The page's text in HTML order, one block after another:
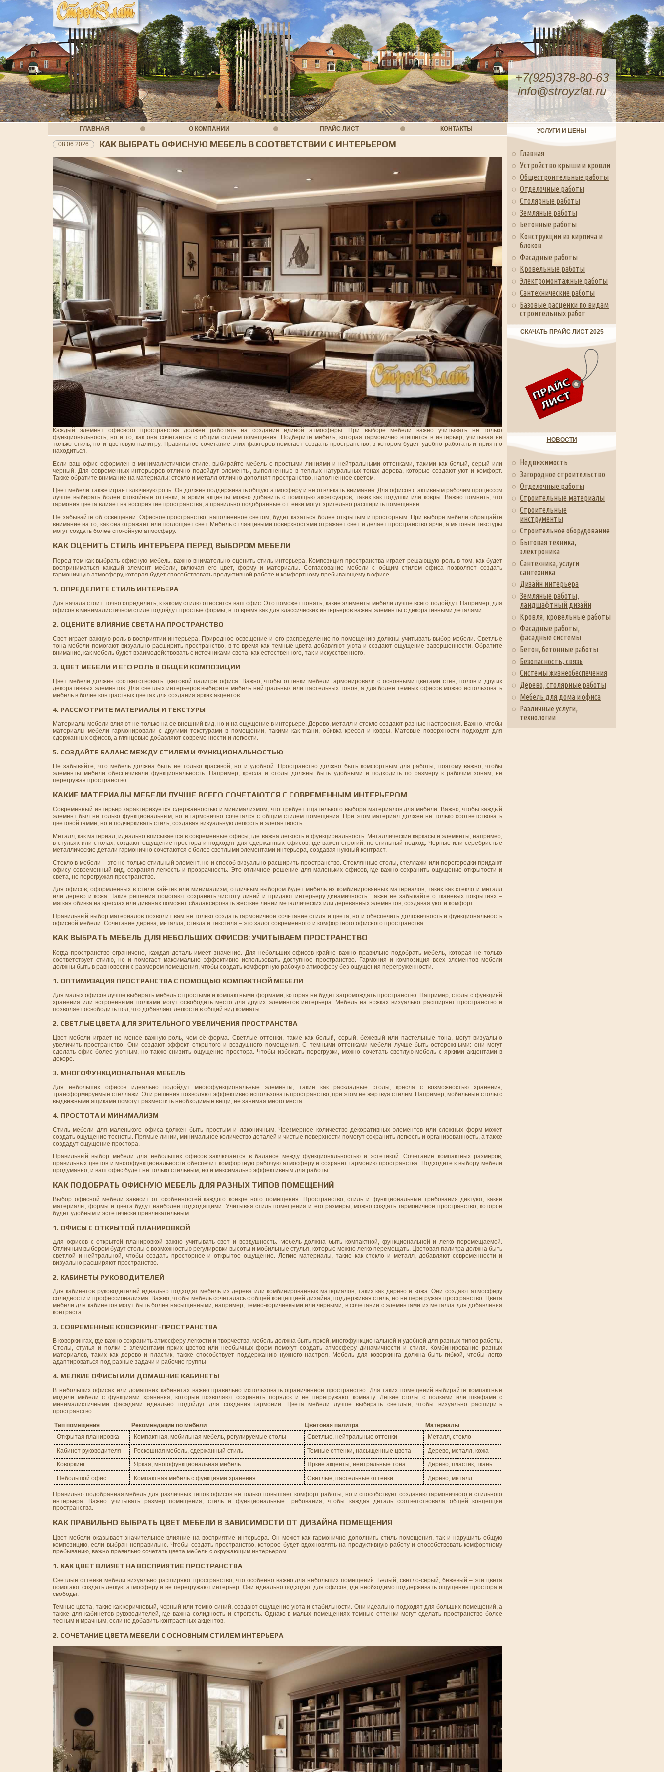
+7(925)378-80-63
info@stroyzlat.ru
ГЛАВНАЯ О КОМПАНИИ ПРАЙС ЛИСТ КОНТАКТЫ
08.06.2026 КАК ВЫБРАТЬ ОФИСНУЮ МЕБЕЛЬ В СООТВЕТСТВИИ С ИНТЕРЬЕРОМ
Каждый элемент офисного пространства должен работать на создание единой атмосферы. При выборе мебели важно учитывать не только
функциональность, но и то, как она сочетается с общим стилем помещения. Подберите мебель, которая гармонично впишется в интерьер, учитывая не
только стиль, но и цветовую палитру. Правильное сочетание этих факторов помогает создать пространство, в котором будет удобно работать и приятно
находиться.
Если ваш офис оформлен в минималистичном стиле, выбирайте мебель с простыми линиями и нейтральными оттенками, такими как белый, серый или
черный. Для современных интерьеров отлично подойдут элементы, выполненные в теплых натуральных тонах дерева, которые создают уют и комфорт.
Также обратите внимание на материалы: стекло и металл отлично дополнят пространство, наполненное светом.
Цвет мебели также играет ключевую роль. Он должен поддерживать общую атмосферу и не отвлекать внимание. Для офисов с активным рабочим процессом
лучше выбирать более спокойные оттенки, а яркие акценты можно добавить с помощью аксессуаров, таких как подушки или ковры. Важно помнить, что
гармония цвета влияет на восприятие пространства, а правильно подобранные оттенки могут зрительно расширить помещение.
Не забывайте об освещении. Офисное пространство, наполненное светом, будет казаться более открытым и просторным. При выборе мебели обращайте
внимание на то, как она отражает или поглощает свет. Мебель с глянцевыми поверхностями отражает свет и делает пространство ярче, а матовые текстуры
могут создать более спокойную атмосферу.
КАК ОЦЕНИТЬ СТИЛЬ ИНТЕРЬЕРА ПЕРЕД ВЫБОРОМ МЕБЕЛИ
Перед тем как выбрать офисную мебель, важно внимательно оценить стиль интерьера. Композиция пространства играет решающую роль в том, как будет
восприниматься каждый элемент мебели, включая его цвет, форму и материалы. Согласование мебели с общим стилем офиса позволяет создать
гармоничную атмосферу, которая будет способствовать продуктивной работе и комфортному пребывающему в офисе.
1. ОПРЕДЕЛИТЕ СТИЛЬ ИНТЕРЬЕРА
Для начала стоит точно определить, к какому стилю относится ваш офис. Это поможет понять, какие элементы мебели лучше всего подойдут. Например, для
офисов в минималистичном стиле подойдут простые формы, в то время как для классических интерьеров важны элементы с декоративными деталями.
2. ОЦЕНИТЕ ВЛИЯНИЕ СВЕТА НА ПРОСТРАНСТВО
Свет играет важную роль в восприятии интерьера. Природное освещение и его распределение по помещению должны учитывать выбор мебели. Светлые
тона мебели помогают визуально расширить пространство, в то время как темные цвета добавляют уюта и создают ощущение завершенности. Обратите
внимание, как мебель будет взаимодействовать с источниками света, как естественного, так и искусственного.
3. ЦВЕТ МЕБЕЛИ И ЕГО РОЛЬ В ОБЩЕЙ КОМПОЗИЦИИ
Цвет мебели должен соответствовать цветовой палитре офиса. Важно, чтобы оттенки мебели гармонировали с основными цветами стен, полов и других
декоративных элементов. Для светлых интерьеров выберите мебель нейтральных или пастельных тонов, а для более темных офисов можно использовать
мебель в более контрастных цветах для создания ярких акцентов.
4. РАССМОТРИТЕ МАТЕРИАЛЫ И ТЕКСТУРЫ
Материалы мебели влияют не только на ее внешний вид, но и на ощущение в интерьере. Дерево, металл и стекло создают разные настроения. Важно, чтобы
материалы мебели гармонировали с другими текстурами в помещении, такими как ткани, обивка кресел и ковры. Матовые поверхности подходят для
сдержанных офисов, а глянцевые добавляют современности и легкости.
5. СОЗДАЙТЕ БАЛАНС МЕЖДУ СТИЛЕМ И ФУНКЦИОНАЛЬНОСТЬЮ
Не забывайте, что мебель должна быть не только красивой, но и удобной. Пространство должно быть комфортным для работы, поэтому важно, чтобы
элементы мебели обеспечивали функциональность. Например, кресла и столы должны быть удобными и подходить по размеру к рабочим зонам, не
перегружая пространство.
КАКИЕ МАТЕРИАЛЫ МЕБЕЛИ ЛУЧШЕ ВСЕГО СОЧЕТАЮТСЯ С СОВРЕМЕННЫМ ИНТЕРЬЕРОМ
Современный интерьер характеризуется сдержанностью и минимализмом, что требует тщательного выбора материалов для мебели. Важно, чтобы каждый
элемент был не только функциональным, но и гармонично сочетался с общим стилем помещения. При этом материал должен не только соответствовать
цветовой гамме, но и подчеркивать стиль, создавая визуальную легкость и элегантность.
Металл, как материал, идеально вписывается в современные офисы, где важна легкость и функциональность. Металлические каркасы и элементы, например,
в стульях или столах, создают ощущение простора и подходят для сдержанных офисов, где важен строгий, но стильный подход. Черные или серебристые
металлические детали гармонично сочетаются с более светлыми элементами интерьера, создавая нужный контраст.
Стекло в мебели – это не только стильный элемент, но и способ визуально расширить пространство. Стеклянные столы, стеллажи или перегородки придают
офису современный вид, сохраняя легкость и прозрачность. Это отличное решение для маленьких офисов, где важно сохранить ощущение открытости и
света, не перегружая пространство.
Для офисов, оформленных в стиле хай-тек или минимализм, отличным выбором будет мебель из комбинированных материалов, таких как стекло и металл
или дерево и кожа. Такие решения помогают сохранить чистоту линий и придают интерьеру динамичность. Также не забывайте о тканевых покрытиях –
мягкая обивка на креслах или диванах поможет сбалансировать жесткие линии металлических или деревянных элементов, создавая уют и комфорт.
Правильный выбор материалов позволит вам не только создать гармоничное сочетание стиля и цвета, но и обеспечить долговечность и функциональность
офисной мебели. Сочетание дерева, металла, стекла и текстиля – это залог современного и комфортного офисного пространства.
КАК ВЫБРАТЬ МЕБЕЛЬ ДЛЯ НЕБОЛЬШИХ ОФИСОВ: УЧИТЫВАЕМ ПРОСТРАНСТВО
Когда пространство ограничено, каждая деталь имеет значение. Для небольших офисов крайне важно правильно подобрать мебель, которая не только
соответствует стилю, но и помогает максимально эффективно использовать доступное пространство. Гармония и композиция всех элементов мебели
должны быть в равновесии с размером помещения, чтобы создать комфортную рабочую атмосферу без ощущения перегруженности.
1. ОПТИМИЗАЦИЯ ПРОСТРАНСТВА С ПОМОЩЬЮ КОМПАКТНОЙ МЕБЕЛИ
Для малых офисов лучше выбирать мебель с простыми и компактными формами, которая не будет загромождать пространство. Например, столы с функцией
хранения или встроенными полками могут освободить место для других элементов интерьера. Мебель на ножках визуально расширяет пространство и
позволяет освободить пол, что добавляет легкости в общий вид комнаты.
2. СВЕТЛЫЕ ЦВЕТА ДЛЯ ЗРИТЕЛЬНОГО УВЕЛИЧЕНИЯ ПРОСТРАНСТВА
Цвет мебели играет не менее важную роль, чем её форма. Светлые оттенки, такие как белый, серый, бежевый или пастельные тона, могут визуально
увеличить пространство. Они создают эффект открытого и воздушного помещения. С темными оттенками мебели лучше быть осторожными: они могут
сделать офис более уютным, но также снизить ощущение простора. Чтобы избежать перегрузки, можно сочетать светлую мебель с яркими акцентами в
декоре.
3. МНОГОФУНКЦИОНАЛЬНАЯ МЕБЕЛЬ
Для небольших офисов идеально подойдут многофункциональные элементы, такие как раскладные столы, кресла с возможностью хранения,
трансформируемые стеллажи. Эти решения позволяют эффективно использовать пространство, при этом не жертвуя стилем. Например, мобильные столы с
выдвижными ящиками помогут разместить необходимые вещи, не занимая много места.
4. ПРОСТОТА И МИНИМАЛИЗМ
Стиль мебели для маленького офиса должен быть простым и лаконичным. Чрезмерное количество декоративных элементов или сложных форм может
создать ощущение тесноты. Прямые линии, минимальное количество деталей и чистые поверхности помогут сохранить легкость и организованность, а также
создадут ощущение простора.
Правильный выбор мебели для небольших офисов заключается в балансе между функциональностью и эстетикой. Сочетание компактных размеров,
правильных цветов и многофункциональности обеспечит комфортную рабочую атмосферу и сохранит гармонию пространства. Подходите к выбору мебели
продуманно, и ваш офис будет не только стильным, но и максимально эффективным для работы.
КАК ПОДОБРАТЬ ОФИСНУЮ МЕБЕЛЬ ДЛЯ РАЗНЫХ ТИПОВ ПОМЕЩЕНИЙ
Выбор офисной мебели зависит от особенностей каждого конкретного помещения. Пространство, стиль и функциональные требования диктуют, какие
материалы, формы и цвета будут наиболее подходящими. Учитывая стиль помещения и его размеры, можно создать гармоничное пространство, которое
будет удобным и эстетически привлекательным.
1. ОФИСЫ С ОТКРЫТОЙ ПЛАНИРОВКОЙ
Для офисов с открытой планировкой важно учитывать свет и воздушность. Мебель должна быть компактной, функциональной и легко перемещаемой.
Отличным выбором будут столы с возможностью регулировки высоты и мобильные стулья, которые можно легко перемещать. Цветовая палитра должна быть
светлой и нейтральной, чтобы создать просторное и открытое ощущение. Легкие материалы, такие как стекло и металл, добавляют современности и
визуально расширяют пространство.
2. КАБИНЕТЫ РУКОВОДИТЕЛЕЙ
Для кабинетов руководителей идеально подходят мебель из дерева или комбинированных материалов, таких как дерево и кожа. Они создают атмосферу
солидности и профессионализма. Важно, чтобы мебель сочеталась с общей концепцией дизайна, поддерживая стиль, но не перегружая пространство. Цвета
мебели для кабинетов могут быть более насыщенными, например, темно-коричневыми или черными, в сочетании с элементами из металла для добавления
контраста.
3. СОВРЕМЕННЫЕ КОВОРКИНГ-ПРОСТРАНСТВА
В коворкингах, где важно сохранить атмосферу легкости и творчества, мебель должна быть яркой, многофункциональной и удобной для разных типов работы.
Столы, стулья и полки с элементами ярких цветов или необычных форм помогут создать атмосферу динамичности и стиля. Комбинирование разных
материалов, таких как дерево и пластик, также способствует поддержанию нужного настроя. Мебель для коворкинга должна быть гибкой, чтобы легко
адаптироваться под разные задачи и рабочие группы.
4. МЕЛКИЕ ОФИСЫ ИЛИ ДОМАШНИЕ КАБИНЕТЫ
В небольших офисах или домашних кабинетах важно правильно использовать ограниченное пространство. Для таких помещений выбирайте компактные
модели мебели с функциями хранения, которые позволяют сохранить порядок и не перегружают комнату. Легкие столы с полками или шкафами с
минималистичными фасадами идеально подойдут для создания гармонии. Цвета мебели лучше выбирать светлые, чтобы визуально расширить
пространство.
Тип помещения Рекомендации по мебели Цветовая палитра
Материалы
Открытая планировка
Компактная, мобильная мебель, регулируемые столы Светлые, нейтральные оттенки
Металл, стекло
Кабинет руководителя
Роскошная мебель, сдержанный стиль Темные оттенки, насыщенные цвета
Дерево, металл, кожа
Коворкинг
Яркая, многофункциональная мебель Яркие акценты, нейтральные тона
Дерево, пластик, ткань
Небольшой офис
Компактная мебель с функциями хранения Светлые, пастельные оттенки Дерево, металл
Правильно подобранная мебель для различных типов офисов не только повышает комфорт работы, но и способствует созданию гармоничного и стильного
интерьера. Важно учитывать размер помещения, стиль и функциональные требования, чтобы каждая деталь соответствовала общей концепции
пространства.
КАК ПРАВИЛЬНО ВЫБРАТЬ ЦВЕТ МЕБЕЛИ В ЗАВИСИМОСТИ ОТ ДИЗАЙНА ПОМЕЩЕНИЯ
Цвет мебели оказывает значительное влияние на восприятие интерьера. Он может как гармонично дополнить стиль помещения, так и нарушить общую
композицию, если выбран неправильно. Чтобы создать пространство, которое будет вдохновлять на продуктивную работу и способствовать комфортному
пребыванию, важно правильно сочетать цвета мебели с окружающим интерьером.
1. КАК ЦВЕТ ВЛИЯЕТ НА ВОСПРИЯТИЕ ПРОСТРАНСТВА
Светлые оттенки мебели визуально расширяют пространство, что особенно важно для небольших помещений. Белый, светло-серый, бежевый – эти цвета
помогают создать легкую атмосферу и не перегружают интерьер. Они идеально подходят для офисов, где необходимо поддерживать ощущение простора и
свободы.
Темные цвета, такие как коричневый, черный или темно-синий, создают ощущение уюта и стабильности. Они идеально подходят для больших помещений, а
также для кабинетов руководителей, где важна солидность и строгость. Однако в малых помещениях темные оттенки могут сделать пространство более
тесным и мрачным, если не добавить контрастных акцентов.
2. СОЧЕТАНИЕ ЦВЕТА МЕБЕЛИ С ОСНОВНЫМ СТИЛЕМ ИНТЕРЬЕРА
УСЛУГИ И ЦЕНЫ
Главная
Устройство крыши и кровли
Общестроительные работы
Отделочные работы
Столярные работы
Земляные работы
Бетонные работы
Конструкции из кирпича и
блоков
Фасадные работы
Кровельные работы
Электромонтажные работы
Сантехнические работы
Базовые расценки по видам
строительных работ
СКАЧАТЬ ПРАЙС ЛИСТ 2025
НОВОСТИ
Недвижимость
Загородное строительство
Отделочные работы
Строительные материалы
Строительные
инструменты
Строительное оборудование
Бытовая техника,
электроника
Сантехника, услуги
сантехника
Дизайн интерьера
Земляные работы,
ландшафтный дизайн
Кровля, кровельные работы
Фасадные работы,
фасадные системы
Бетон, бетонные работы
Безопасность, связь
Системы жизнеобеспечения
Дерево, столярные работы
Мебель для дома и офиса
Различные услуги,
технологии